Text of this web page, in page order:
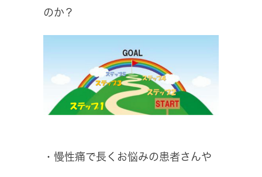
のか？
・慢性痛で長くお悩みの患者さんや